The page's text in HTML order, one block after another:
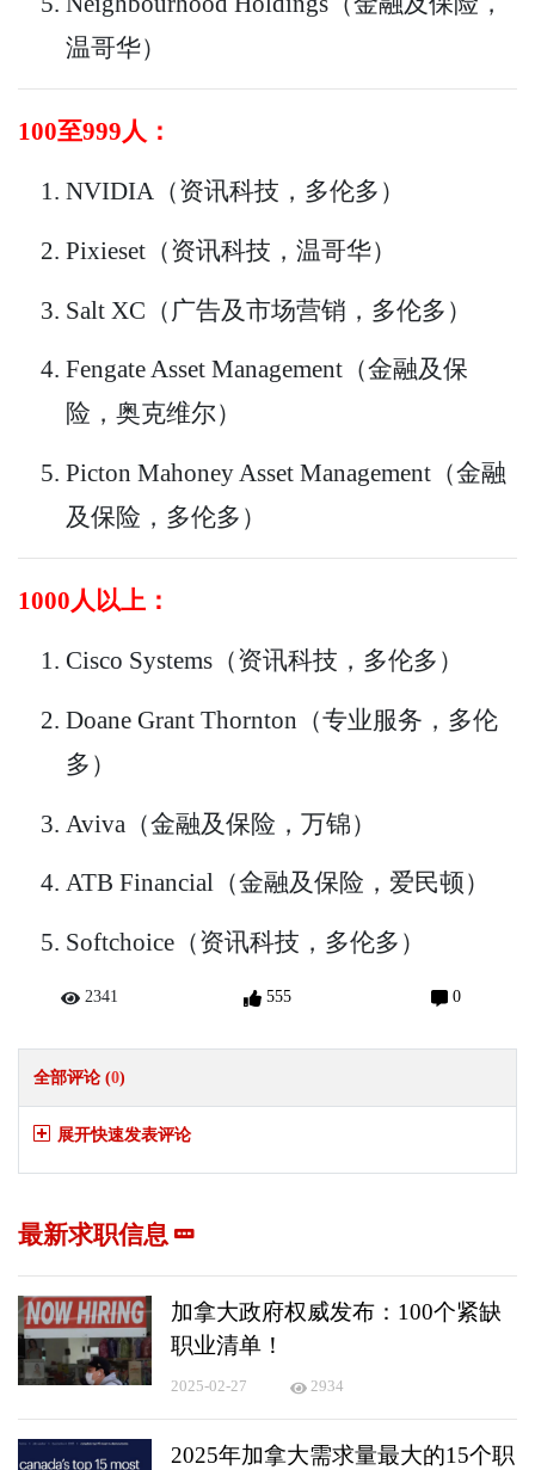
温哥华）
100至999人：
NVIDIA（资讯科技，多伦多）
Pixieset（资讯科技，温哥华）
Salt XC（广告及市场营销，多伦多）
Fengate Asset Management（金融及保
险，奥克维尔）
Picton Mahoney Asset Management（金融
及保险，多伦多）
1000人以上：
Cisco Systems（资讯科技，多伦多）
Doane Grant Thornton（专业服务，多伦
多）
Aviva（金融及保险，万锦）
ATB Financial（金融及保险，爱民顿）
Softchoice（资讯科技，多伦多）
2341 555 0
全部评论 (0)
展开快速发表评论
最新求职信息
加拿大政府权威发布：100个紧缺
职业清单！
2025-02-27 2934
2025年加拿大需求量最大的15个职